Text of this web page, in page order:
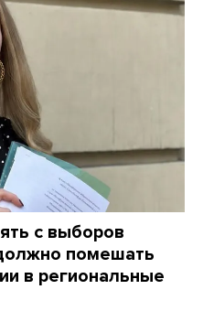
с выборов
помешать
в региональные